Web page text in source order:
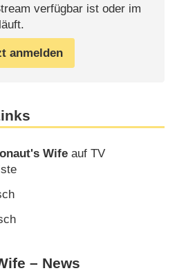
verfügbar ist oder im
anmelden
Wife auf TV
– News